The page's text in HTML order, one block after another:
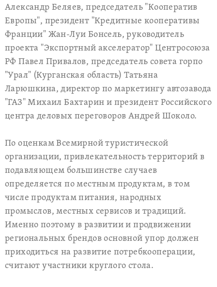
Александр Беляев, председатель "Кооператив
Европы", президент "Кредитные кооперативы
Франции" Жан-Луи Бонсель, руководитель
проекта "Экспортный акселератор" Центросоюза
РФ Павел Привалов, председатель совета горпо
"Урал" (Курганская область) Татьяна
Ларюшкина, директор по маркетингу автозавода
"ГАЗ" Михаил Бахтарин и президент Российского
центра деловых переговоров Андрей Шоколо.
По оценкам Всемирной туристической
организации, привлекательность территорий в
подавляющем большинстве случаев
определяется по местным продуктам, в том
числе продуктам питания, народных
промыслов, местных сервисов и традиций.
Именно поэтому в развитии и продвижении
региональных брендов основной упор должен
приходиться на развитие потребкооперации,
считают участники круглого стола.